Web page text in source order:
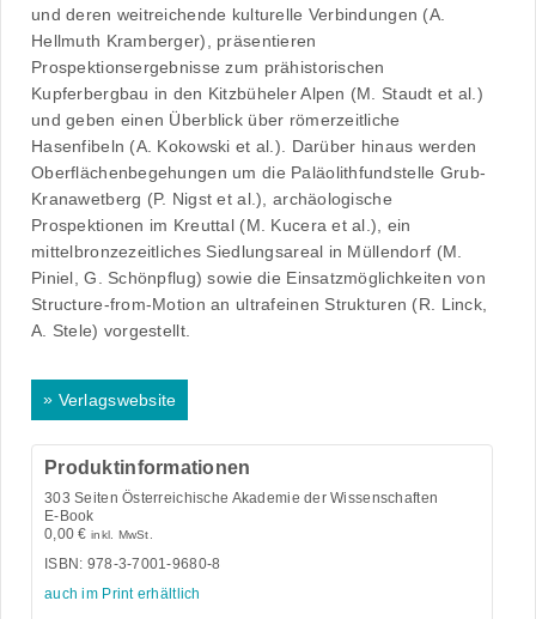
und deren weitreichende kulturelle Verbindungen (A.
Hellmuth Kramberger), präsentieren
Prospektionsergebnisse zum prähistorischen
Kupferbergbau in den Kitzbüheler Alpen (M. Staudt et al.)
und geben einen Überblick über römerzeitliche
Hasenfibeln (A. Kokowski et al.). Darüber hinaus werden
Oberflächenbegehungen um die Paläolithfundstelle Grub-
Kranawetberg (P. Nigst et al.), archäologische
Prospektionen im Kreuttal (M. Kucera et al.), ein
mittelbronzezeitliches Siedlungsareal in Müllendorf (M.
Piniel, G. Schönpflug) sowie die Einsatzmöglichkeiten von
Structure-from-Motion an ultrafeinen Strukturen (R. Linck,
A. Stele) vorgestellt.
» Verlagswebsite
Produktinformationen
303 Seiten Österreichische Akademie der Wissenschaften
E-Book
0,00€ inkl. MwSt.
ISBN: 978-3-7001-9680-8
auch im Print erhältlich